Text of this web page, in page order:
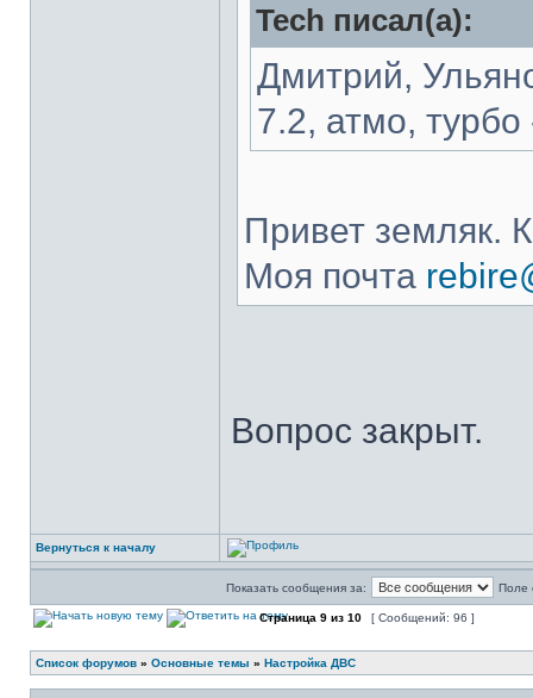
Tech писал(а):
Дмитрий,
7.2, атмо,
Привет земляк.
Моя почта
Вопрос закрыт.
Вернуться к началу
Показать сообщения за: Поле
Страница 9 из 10 [ Сообщений: 96 ]
Список форумов » Основные темы » Настройка ДВС